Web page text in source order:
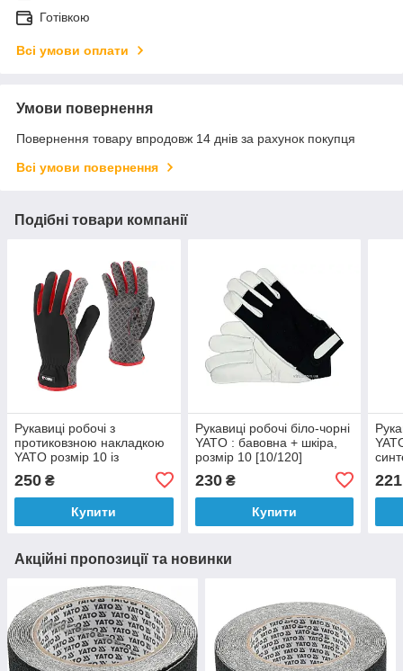
Готівкою
Всі умови оплати
Умови повернення
Повернення товару впродовж 14 днів за рахунок покупця
Всі умови повернення
Подібні товари компанії
Рукавиці робочі з
протиковзною накладкою
YATO розмір 10 із
нейлона [12/120]
250 ₴
Купити
Рукавиці робочі біло-чорні
YATO : бавовна + шкіра,
розмір 10 [10/120]
230₴
Купити
221
Акційні пропозиції та новинки